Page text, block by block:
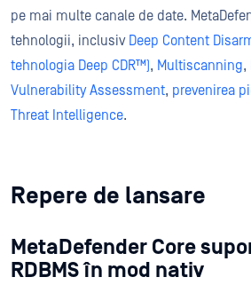
pe mai multe canale de date.
tehnologii, inclusiv Deep Content
tehnologia Deep CDR™), Multiscanning,
Vulnerability Assessment, prevenirea
Threat Intelligence.
Repere de lansare
MetaDefender Core
RDBMS în mod nativ